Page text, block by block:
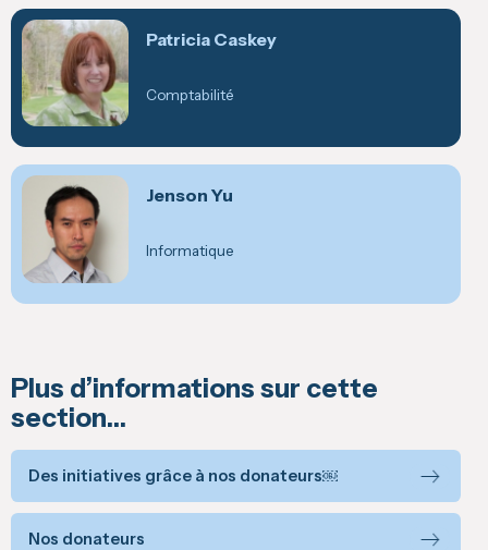
Patricia Caskey
Comptabilité
Jenson Yu
Informatique
Plus d’informations sur cette
section…
Des initiatives grâce à nos donateurs￼
Nos donateurs